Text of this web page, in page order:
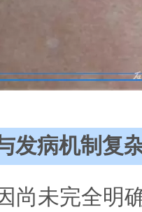
发病机制复
尚未完全明